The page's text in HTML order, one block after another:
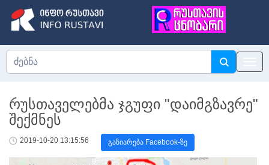
რუსთაველებმა ჯგუფი "დაიმგზავრე"
შექმნეს
2019-10-20 13:15:56 გაზიარება Facebook-ზე